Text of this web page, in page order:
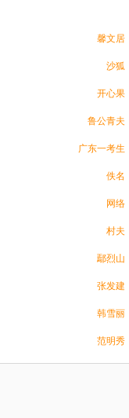
馨文居
沙狐
开心果
鲁公青夫
广东一考生
佚名
网络
村夫
鄢烈山
张发建
韩雪丽
范明秀